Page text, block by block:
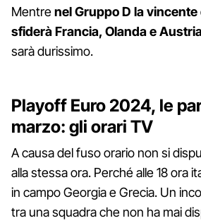
Mentrenel Gruppo D la
sfiderà Francia, Olanda e
sarà durissimo.
Playoff Euro 2024, le
marzo: gli orari TV
A causa del fuso orario non si
alla stessa ora. Perché alle 18 ora
in campo Georgia e Grecia. Un
tra una squadra che non ha mai